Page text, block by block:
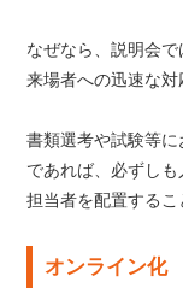
なぜなら、説明会
来場者への迅速な対
書類選考や試験等
であれば、必ずし
担当者を配置するこ
オンライン化